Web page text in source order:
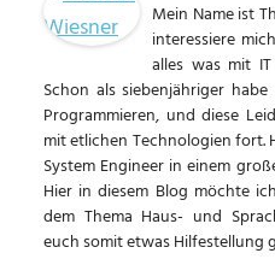
Mein Name ist
interessiere
alles was mit
Schon als siebenjähriger
Programmieren, und diese
mit etlichen Technologien fort.
System Engineer in einem
Hier in diesem Blog möchte
dem Thema Haus- und
euch somit etwas Hilfestellung